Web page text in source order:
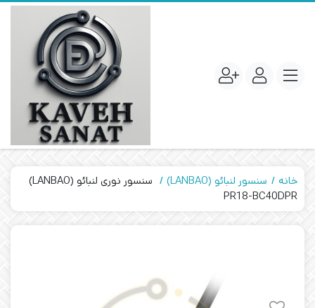
خانه سنسور لنبائو (LANBAO)
سنسور نوری لنبائو (LANBAO)
PR18-BC40DPR